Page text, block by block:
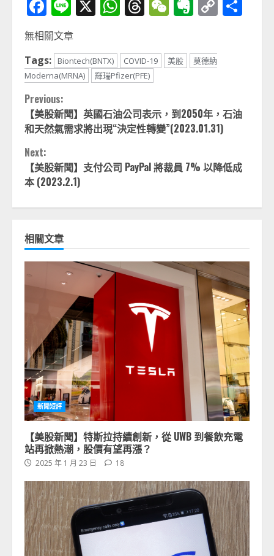
Facebook
Line
X WhatsApp
Threads
WeChat
Evernote
Copy
無相關文章
Tags:
Biontech(BNTX) COVID-19 美股
莫德納
Moderna(MRNA)
輝瑞Pfizer(PFE)
Continue
Reading
Previous:
【美股新聞】英國石油公司表示，到2050年，石油
和天然氣需求將出現“決定性轉變”(2023.01.31)
Next:
【美股新聞】支付公司 PayPal 將裁員 7% 以降低成
本 (2023.2.1)
相關文章
新聞短評
【美股新聞】特斯拉持續創新，從 UWB 到餐飲充電
站再掀熱潮，股價有望再漲？
2025 年 1 月 23 日 18